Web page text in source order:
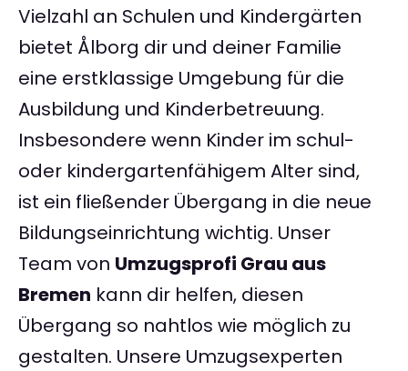
Vielzahl an Schulen und Kindergärten
bietet Ålborg dir und deiner Familie
eine erstklassige Umgebung für die
Ausbildung und Kinderbetreuung.
Insbesondere wenn Kinder im schul-
oder kindergartenfähigem Alter sind,
ist ein fließender Übergang in die neue
Bildungseinrichtung wichtig. Unser
Team von Umzugsprofi Grau aus
Bremen kann dir helfen, diesen
Übergang so nahtlos wie möglich zu
gestalten. Unsere Umzugsexperten